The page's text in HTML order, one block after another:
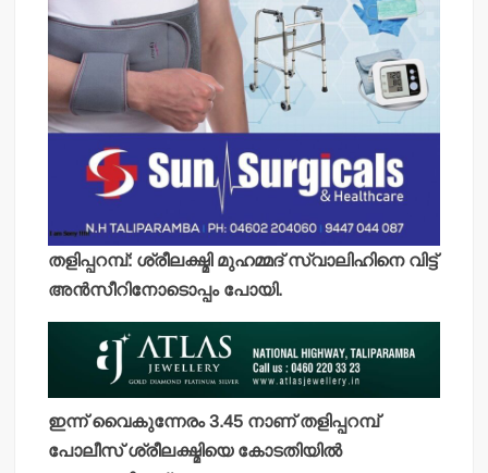
തളിപ്പറമ്പ്: ശ്രീലക്ഷ്മി മുഹമ്മദ് സ്വാലിഹിനെ വിട്ട്
അന്‍സീറിനോടൊപ്പം പോയി.
ഇന്ന് വൈകുന്നേരം 3.45 നാണ് തളിപ്പറമ്പ്
പോലീസ് ശ്രീലക്ഷ്മിയെ കോടതിയില്‍